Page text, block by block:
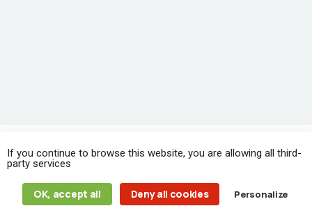
If you continue to browse this website, you are allowing all third-
party services
OK, accept all Deny all cookies Personalize